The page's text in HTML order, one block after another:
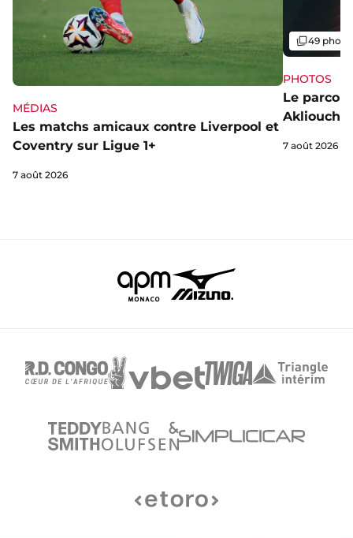
MÉDIAS
Les matchs amicaux contre Liverpool et
Coventry sur Ligue 1+
7 août 2026
PHOTOS
Le
Akliouche
Galerie
49
7 août 2026